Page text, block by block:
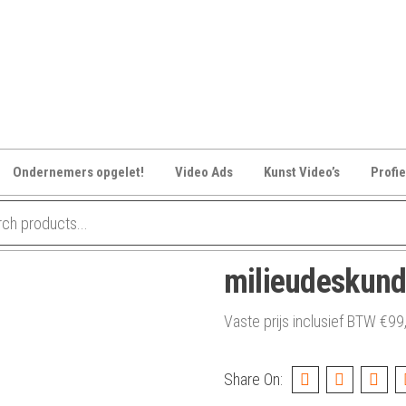
Ondernemers opgelet! Video Ads Kunst Video’s
Vaste prijs inclusief BTW€
Share On: